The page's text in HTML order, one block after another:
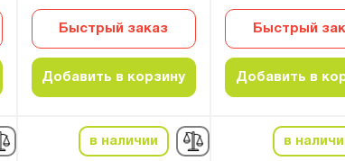
Быстрый заказ
Добавить в корзину
Быстрый
Добавить в
в наличии в